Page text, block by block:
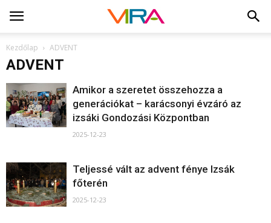
Kezdőlap ADVENT
ADVENT
Amikor a szeretet összehozza a
generációkat – karácsonyi évzáró az
izsáki Gondozási Központban
2025-12-23
Teljessé vált az advent fénye Izsák
főterén
2025-12-23